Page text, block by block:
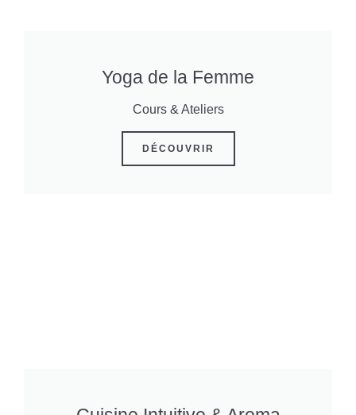
Yoga de la Femme
Cours & Ateliers
DÉCOUVRIR